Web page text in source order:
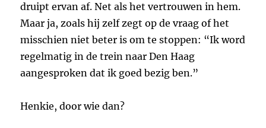
druipt ervan af. Net als het vertrouwen in hem.
Maar ja, zoals hij zelf zegt op de vraag of het
misschien niet beter is om te stoppen: “Ik word
regelmatig in de trein naar Den Haag
aangesproken dat ik goed bezig ben.”
Henkie, door wie dan?